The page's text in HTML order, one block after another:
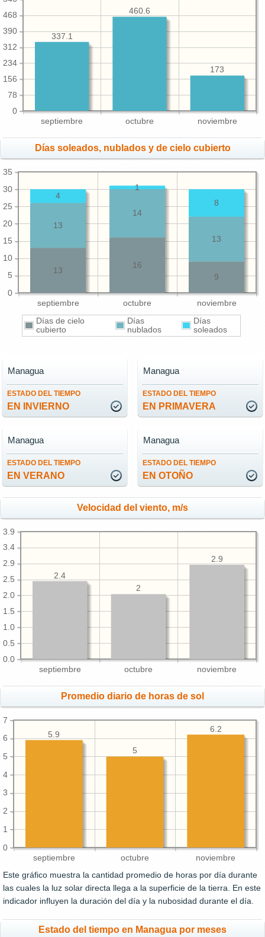
septiembre octubre noviembre
0
78
156
234
312
390
468
173
460.6
337.1
Días soleados, nublados y de cielo cubierto
septiembre octubre noviembre
0
5
10
15
20
25
30
35
9
16
13
13
14
13
8
1
4
Días de cielo
cubierto
Días
nublados
Días
soleados
ESTADO DEL TIEMPO
EN INVIERNO
Managua
ESTADO DEL TIEMPO
EN PRIMAVERA
Managua
ESTADO DEL TIEMPO
EN VERANO
Managua
ESTADO DEL TIEMPO
EN OTOÑO
Managua
Velocidad del viento, m/s
septiembre octubre noviembre
0.0
0.5
1.0
1.5
2.0
2.5
2.9
3.4
3.9
2.9
2
2.4
Promedio diario de horas de sol
septiembre octubre noviembre
0
1
2
3
4
5
6
7
6.2
5
5.9
Este gráfico muestra la cantidad promedio de horas por día durante
las cuales la luz solar directa llega a la superficie de la tierra. En este
indicador influyen la duración del día y la nubosidad durante el día.
Estado del tiempo en Managua por meses